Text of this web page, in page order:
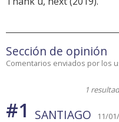
Sección de opinión
Comentarios enviados por los
1
#1 SANTIAGO 11/